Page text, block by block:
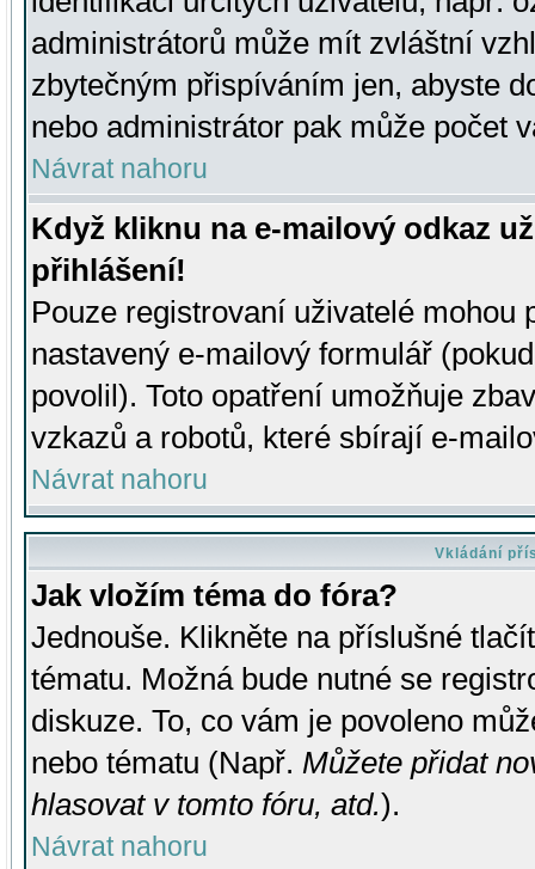
administrátorů může mít zvláštní
zbytečným přispíváním jen, abyste
nebo administrátor pak může počet
Návrat nahoru
Když kliknu na e-mailový odkaz
přihlášení!
Pouze registrovaní uživatelé mohou
nastavený e-mailový formulář
povolil). Toto opatření umožňuje
vzkazů a robotů, které sbírají e-
Návrat nahoru
Vkládání
Jak vložím téma do fóra?
Jednouše. Klikněte na příslušné
tématu. Možná bude nutné se
diskuze. To, co vám je povoleno
nebo tématu (Např. Můžete přidat
hlasovat v tomto fóru, atd.).
Návrat nahoru